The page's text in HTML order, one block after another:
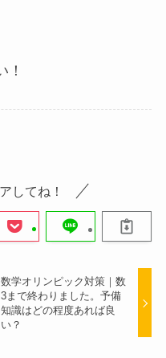
！
してね！
数学オリンピック対策｜数
3まで終わりました。予備
知識はどの程度あれば良
い？